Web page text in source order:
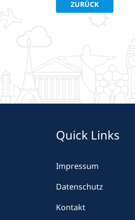
VORHERIGER
ZURÜCK
Quick Links
Impressum
Datenschutz
Kontakt